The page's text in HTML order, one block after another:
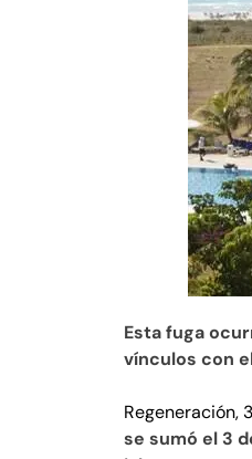
Esta fuga
vínculos con
Regeneración,
se sumó el 3